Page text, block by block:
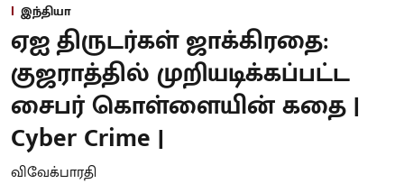
இந்தியா
ஏஐ திருடர்கள் ஜாக்கிரதை:
குஜராத்தில் முறியடிக்கப்பட்ட
சைபர் கொள்ளையின் கதை |
Cyber Crime |
விவேக்பாரதி